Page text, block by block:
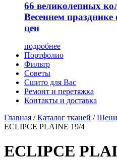
66 великолепных
Весеннем празднике
цен
подробнее
Портфолио
Фильтр
Советы
Сшито для Вас
Ремонт и перетяжка
Контакты и доставка
Главная / Каталог тканей /
ECLIPCE PLAINE 19/4
ECLIPCE